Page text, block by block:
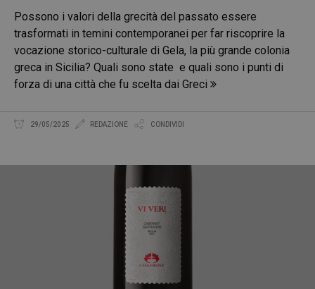
Possono i valori della grecità del passato essere
trasformati in temini contemporanei per far riscoprire la
vocazione storico-culturale di Gela, la più grande colonia
greca in Sicilia? Quali sono state e quali sono i punti di
forza di una città che fu scelta dai Greci
29/05/2025 REDAZIONE CONDIVIDI